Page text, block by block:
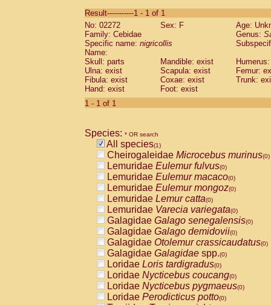
CebidaeSaguinus labiatus(0)
Cebidae Saguinus leucopus (0)
Cebidae
CebidaeSaguinus mystax
Cebidae Saguinus nigricollis (1)
Cebidae Saguinus oedipus
Cebidae Saguinus weddelli
Cebidae Saguinusspp.
Cebidae
CebidaeCebus capucinus
CebidaeCebus nigrivittatus
CebidaeCebus spp.(0)
CebidaeSaimiri boliviensis(0)
CebidaeSaimiri sciureus(0)
AtelidaeAlouatta caraya(0)
AtelidaeAlouatta fusca(0)
AtelidaeAlouatta seniculus(0)
AtelidaeAlouattaspp.(0)
AtelidaeAteles belzebuth(0)
AtelidaeAteles geoffroyi(0)
AtelidaeAteles paniscus(0)
AtelidaeAtelesspp.(0)
AtelidaeLagothrix lagothricha(0)
AtelidaeLagothrix lagothricha cana
PitheciidaeCacajao calvus
Result-----------1 - 1 of 1
No: 02272
Sex: F
Age:
Family: Cebidae
Genus:
Specific name: nigricollis
Name:
Skull: parts
Mandible: exist
Ulna: exist
Scapula: exist
Femur:
Fibula: exist
Coxae: exist
Trunk:
Hand: exist
Foot: exist
1 - 1 of 1
Species: * OR search
All species(1)
Cheirogaleidae Microcebus murinus(0)
Lemuridae Eulemur fulvus(0)
Lemuridae Eulemur macaco(0)
Lemuridae Eulemur mongoz(0)
Lemuridae Lemur catta(0)
Lemuridae Varecia variegata(0)
Galagidae Galago senegalensis(0)
Galagidae Galago demidovii(0)
Galagidae Otolemur crassicaudatus(0)
Galagidae Galagidae spp.(0)
Loridae Loris tardigradus(0)
Loridae Nycticebus coucang(0)
Loridae Nycticebus pygmaeus(0)
Loridae Perodicticus potto(0)